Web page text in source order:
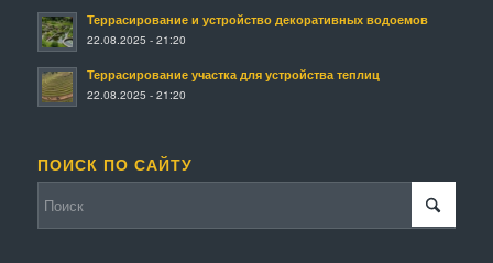
Террасирование и устройство декоративных водоемов
22.08.2025 - 21:20
Террасирование участка для устройства теплиц
22.08.2025 - 21:20
ПОИСК ПО САЙТУ